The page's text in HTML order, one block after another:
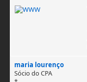
maria lourenço
Sócio do CPA